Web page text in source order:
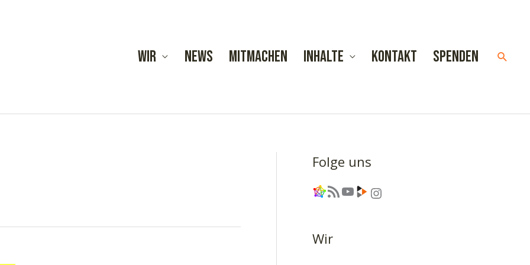
Wir News Mitmachen Inhalte Kontakt Spenden
Folge uns
Link RSS-Feed YouTube Link Instagram
Wir